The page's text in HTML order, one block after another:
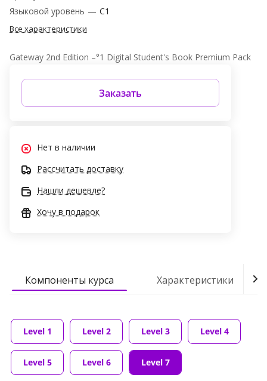
Языковой уровень — C1
Все характеристики
Gateway 2nd Edition –°1 Digital Student's Book Premium Pack
Заказать
Нет в наличии
Рассчитать доставку
Нашли дешевле?
Хочу в подарок
Компоненты курса Характеристики
Level 1 Level 2 Level 3 Level 4
Level 5 Level 6 Level 7